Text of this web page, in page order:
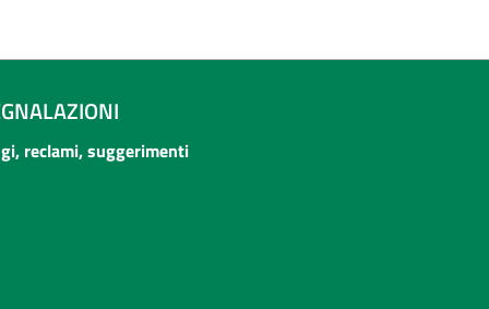
reclami, suggerimenti